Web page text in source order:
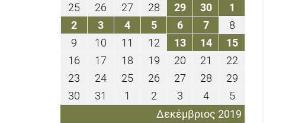
Δεκέμβριος 2019
2525
Νοεμβρίου
2019
26
Νοεμβρίου
2019
27
Νοεμβρίου
2019
2828
Νοεμβρίου
2019
2929
Νοεμβρίου
2019
3030
Νοεμβρίου
2019
1
Δεκεμβρίου
2019
22
Δεκεμβρίου
2019
33
Δεκεμβρίου
2019
44
Δεκεμβρίου
2019
55
Δεκεμβρίου
2019
66
Δεκεμβρίου
2019
77
Δεκεμβρίου
2019
88
Δεκεμβρίου
2019
9
Δεκεμβρίου
2019
10
Δεκεμβρίου
2019
11
Δεκεμβρίου
2019
1212
Δεκεμβρίου
2019
1313
Δεκεμβρίου
2019
1414
Δεκεμβρίου
2019
1515
Δεκεμβρίου
2019
16
Δεκεμβρίου
2019
17
Δεκεμβρίου
2019
18
Δεκεμβρίου
2019
1919
Δεκεμβρίου
2019
2020
Δεκεμβρίου
2019
21
Δεκεμβρίου
2019
2222
23
Δεκεμβρίου
2019
2424
Δεκεμβρίου
2019
2525
Δεκεμβρίου
2019
2626
Δεκεμβρίου
2019
2727
Δεκεμβρίου
2019
2828
Δεκεμβρίου
2019
2929
2019
30
Δεκεμβρίου
31
Δεκεμβρίου
1
Ιανουαρίου
22
Ιανουαρίου
2020
33
Ιανουαρίου
2020
44
Ιανουαρίου
2020
55
Ιανουαρίου
2020